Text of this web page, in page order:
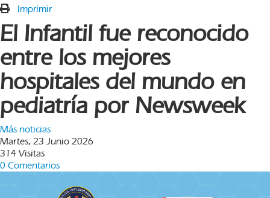
Imprimir
El Infantil fue reconocido
entre los mejores
hospitales del mundo en
pediatría por Newsweek
Más noticias
Martes, 23 Junio 2026
314 Visitas
0 Comentarios